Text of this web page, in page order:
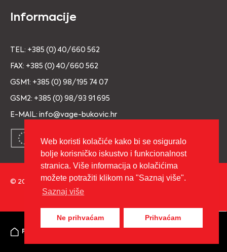
Početna
Informacije
TEL: +385 (0) 40/660 562
FAX: +385 (0) 40/660 562
GSM1: +385 (0) 98/195 74 07
GSM2: +385 (0) 98/93 91 695
E-MAIL: info@vage-bukovic.hr
© 2026 Copyright VAGE BUKOVIĆ d.o.o. Sva prava pridržana.
Izrada:
Web koristi kolačiće kako bi se osiguralo
bolje korisničko iskustvo i funkcionalnost
stranica. Više informacija o kolačićima
možete potražiti klikom na "Saznaj više".
Saznaj više
Ne prihvaćam Prihvaćam